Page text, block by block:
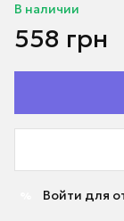
В наличии
558 грн
Войти для